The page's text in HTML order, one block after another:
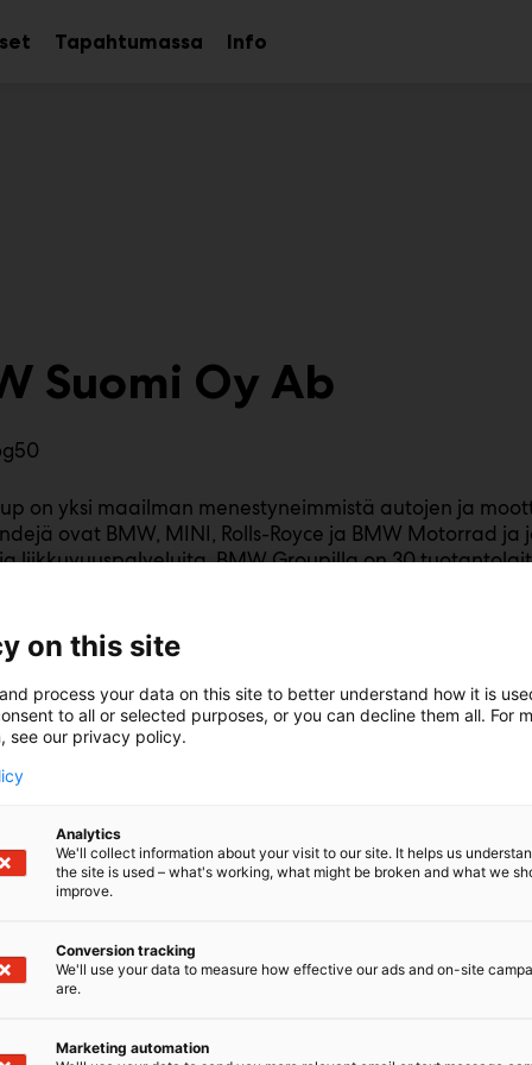
AvaaTapahtumassaAvaaInfoAvaa
Suomi Oy Ab
on yksi maailman menestyneimmistä autojen ja
ovat BMW, MINI, Rolls-Royce ja BMW Motorrad ja
liikkuvuuspalveluita. BMW Groupilla on 30
ja yhtiön myyntiverkosto kattaa yli 140
pitkäjänteiseen ja vastuulliseen toimintaan. Yhtiö
osina ekologisesti ja sosiaalisesti kestävät
ja luonnonvarojen säästämisen.
tuo messuille koeajettavaksi uusimmat BMW ja MINI
pala historiaa, tervetuloa tutustumaan!
on this site
process your data on this site to better understand how it is
to all or selected purposes, or you can decline them all. For
see our privacy policy.
Analytics
We'll collect information about your visit to our site. It helps us
the site is used – what's working, what might be broken and what we
improve.
Conversion tracking
We'll use your data to measure how effective our ads and on-site
are.
Marketing automation